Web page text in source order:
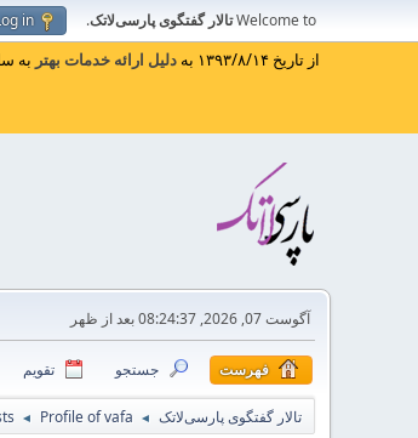
Welcome toتالار گفتگوی پارسی‌لاتک.
in
از تاریخ ۱۳۹۳/۸/۱۴ به دلیل ارائه خدمات بهتر به
آگوست 07, 2026, 08:24:37 بعد از ظهر
فهرست جستجو تقویم
تالار گفتگوی پارسی‌لاتک ◄
Profile of vafa
◄